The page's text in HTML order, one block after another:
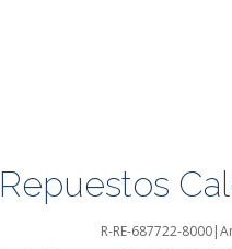
Repuestos
R-RE-687722-8000|